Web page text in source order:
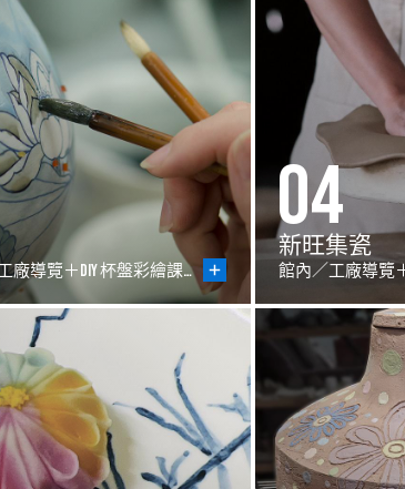
藝廊／展館／工廠導覽＋DIY 杯盤彩繪課程
04
新旺集瓷